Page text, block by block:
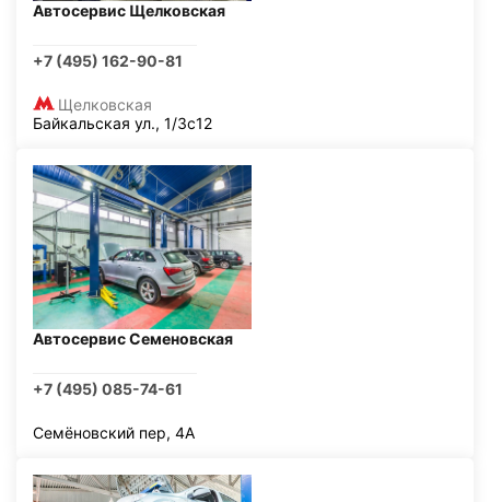
Автосервис Щелковская
+7 (495) 162-90-81
Щелковская
Байкальская ул., 1/3с12
Автосервис Семеновская
+7 (495) 085-74-61
Семёновский пер, 4А